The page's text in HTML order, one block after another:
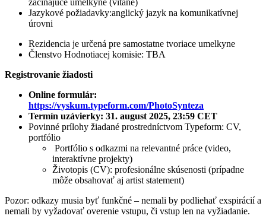
Jazykové požiadavky:anglický jazyk na komunikatívnej
úrovni
Rezidencia je určená pre samostatne tvoriace umelkyne
Členstvo Hodnotiacej komisie: TBA
Registrovanie žiadosti
Online formulár:
https://vyskum.typeform.com/PhotoSynteza
Termín uzávierky: 31. august 2025, 23:59 CET
Povinné prílohy žiadané prostredníctvom Typeform: CV,
portfólio
Portfólio s odkazmi na relevantné práce (video,
interaktívne projekty)
Životopis (CV): profesionálne skúsenosti (prípadne
môže obsahovať aj artist statement)
Pozor: odkazy musia byť funkčné – nemali by podliehať exspirácií a
nemali by vyžadovať overenie vstupu, či vstup len na vyžiadanie.